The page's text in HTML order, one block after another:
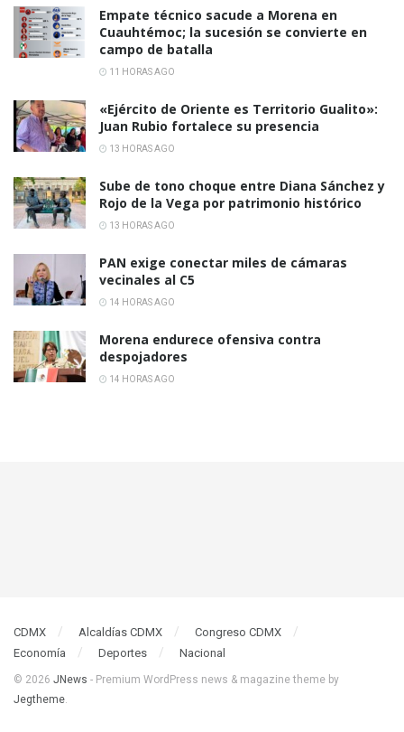
Empate técnico sacude a Morena en
Cuauhtémoc; la sucesión se convierte en
campo de batalla
11 HORAS AGO
«Ejército de Oriente es Territorio Gualito»:
Juan Rubio fortalece su presencia
13 HORAS AGO
Sube de tono choque entre Diana Sánchez y
Rojo de la Vega por patrimonio histórico
13 HORAS AGO
PAN exige conectar miles de cámaras
vecinales al C5
14 HORAS AGO
Morena endurece ofensiva contra
despojadores
14 HORAS AGO
CDMX Alcaldías CDMX
Congreso CDMX
Economía
Deportes Nacional
© 2026 JNews - Premium WordPress news & magazine theme by
Jegtheme.